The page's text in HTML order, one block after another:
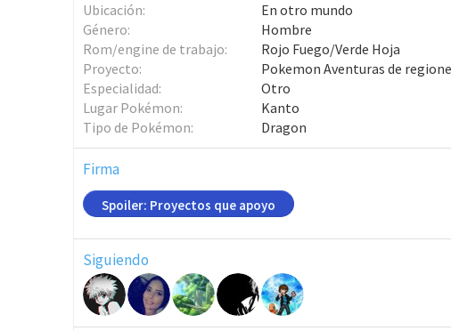
Ubicación
En otro mundo
Género
Hombre
Rom/engine de trabajo
Rojo Fuego/Verde Hoja
Proyecto
Pokemon Aventuras de
Especialidad
Otro
Lugar Pokémon
Kanto
Tipo de Pokémon
Dragon
Firma
Spoiler: Proyectos que apoyo
Siguiendo